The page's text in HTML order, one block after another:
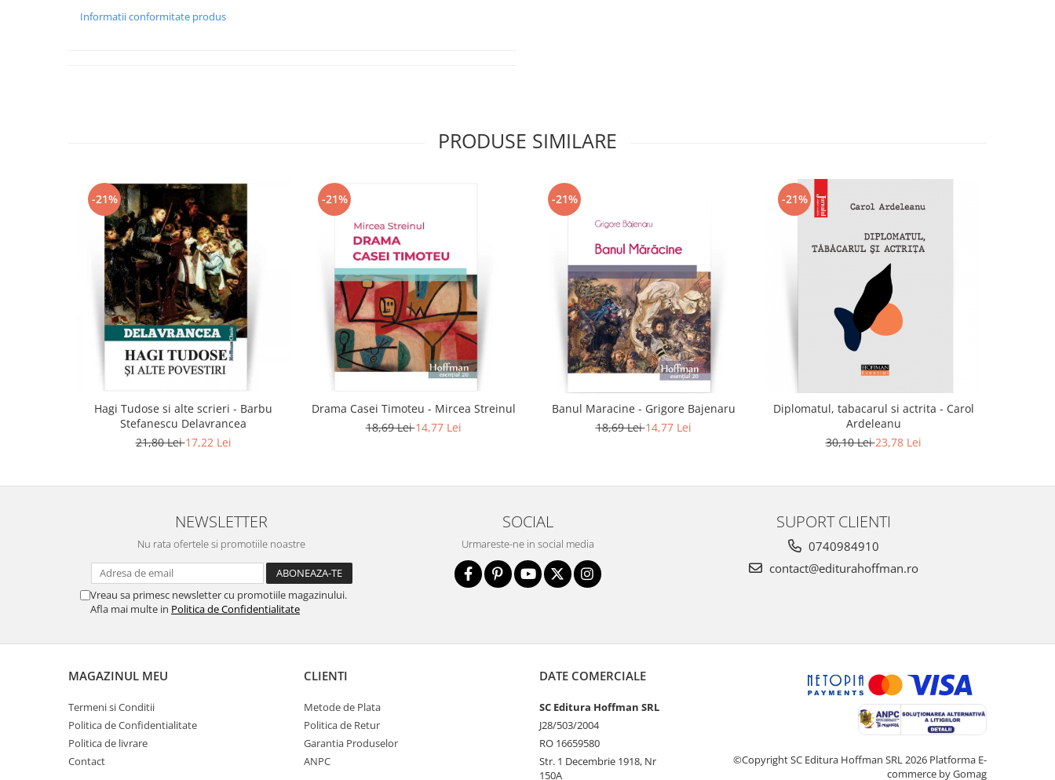
Informatii conformitate produs
PRODUSE SIMILARE
-21%
Hagi Tudose si alte scrieri - Barbu
Stefanescu Delavrancea
21,80 Lei17,22 Lei
-21%
Drama Casei Timoteu - Mircea Streinul
18,69 Lei14,77 Lei
-21%
Banul Maracine - Grigore Bajenaru
18,69 Lei14,77 Lei
-21%
Diplomatul, tabacarul si actrita - Carol
Ardeleanu
30,10 Lei23,78 Lei
NEWSLETTER
Nu rata ofertele si promotiile noastre
Vreau sa primesc newsletter cu promotiile magazinului.
Afla mai multe in Politica de Confidentialitate
SOCIAL
Urmareste-ne in social media
SUPORT CLIENTI
0740984910
contact@editurahoffman.ro
MAGAZINUL MEU
Termeni si Conditii
Politica de Confidentialitate
Politica de livrare
Contact
CLIENTI
Metode de Plata
Politica de Retur
Garantia Produselor
ANPC
DATE COMERCIALE
SC Editura Hoffman SRL
J28/503/2004
RO 16659580
Str. 1 Decembrie 1918, Nr
150A
©Copyright SC Editura Hoffman SRL 2026 Platforma E-
commerce by Gomag